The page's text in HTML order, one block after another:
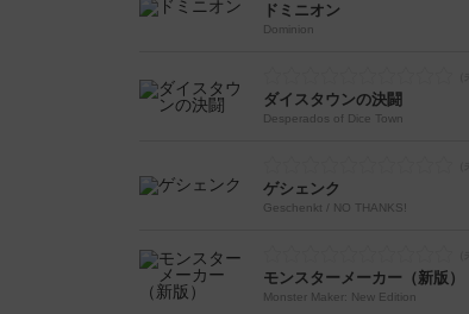
ドミニオン
Dominion
ダイスタウンの決闘
Desperados of Dice Town
ゲシェンク
Geschenkt / NO THANKS!
モンスターメーカー（新版）
Monster Maker: New Edition